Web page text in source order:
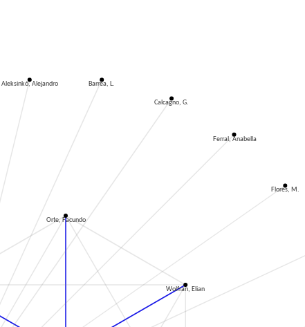
Orte, Facundo
Wolfran, Elian
Aleksinkó, Alejandro Barrea, L.
Calcagno, G.
Ferral, Anabella
Flores, M.